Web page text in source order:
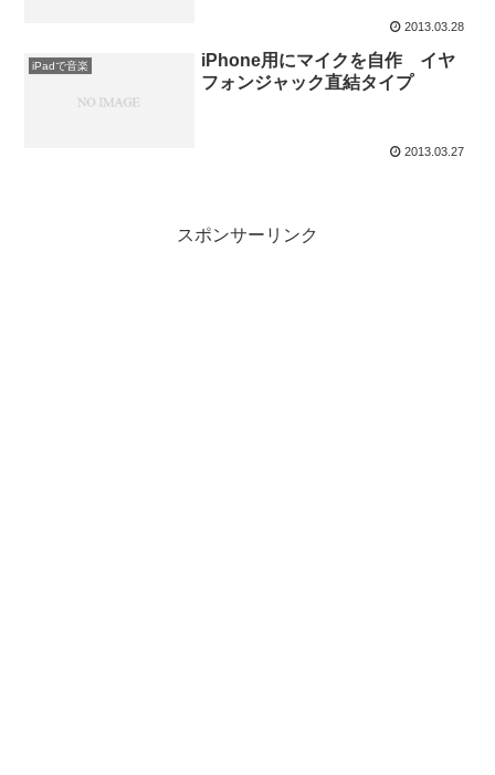
2013.03.28
iPadで音楽
iPhone用にマイクを自作 イヤ
フォンジャック直結タイプ
2013.03.27
スポンサーリンク